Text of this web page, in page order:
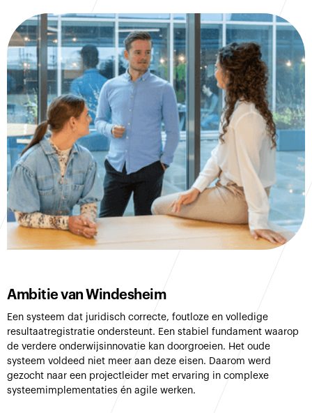
Ambitie van Windesheim
Een systeem dat juridisch correcte, foutloze en volledige
resultaatregistratie ondersteunt. Een stabiel fundament waarop
de verdere onderwijsinnovatie kan doorgroeien. Het oude
systeem voldeed niet meer aan deze eisen. Daarom werd
gezocht naar een projectleider met ervaring in complexe
systeemimplementaties én agile werken.